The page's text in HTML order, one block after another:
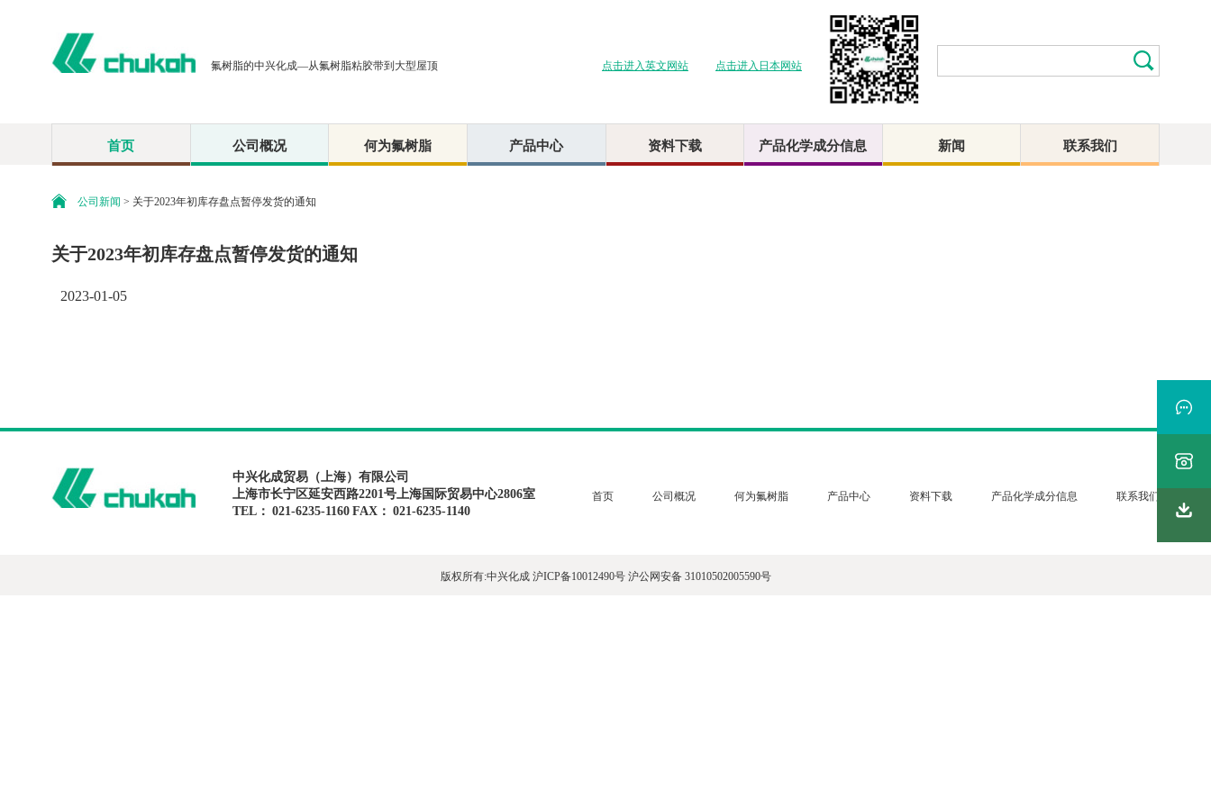
氟树脂的中兴化成—从氟树脂粘胶带到大型屋顶 点击进入日本网站
点击进入英文网站
首页 公司概况 何为氟树脂 产品中心 资料下载 产品化学成分信息 新闻 联系我们
公司新闻 > 关于2023年初库存盘点暂停发货的通知
关于2023年初库存盘点暂停发货的通知
2023-01-05
中兴化成贸易（上海）有限公司
上海市长宁区延安西路2201号上海国际贸易中心2806室
TEL： 021-6235-1160 FAX： 021-6235-1140
首页 公司概况 何为氟树脂 产品中心 资料下载 产品化学成分信息 联系我们
版权所有:中兴化成沪ICP备10012490号 沪公网安备 31010502005590号